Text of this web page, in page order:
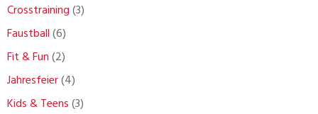
Crosstraining(3)
Faustball(6)
Fit & Fun(2)
Jahresfeier(4)
Kids & Teens(3)